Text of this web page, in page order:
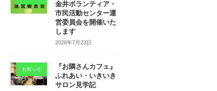
金井ボランティア・
市民活動センター運
営委員会を開催いた
します
2026年7月23日
お知らせ
『お隣さんカフェ』
ふれあい・いきいき
サロン見学記